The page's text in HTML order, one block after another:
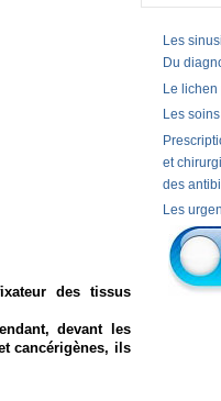
des tissus
devant les
cancérigènes, ils
Les
Du
Le lichen
Les
et
des
Les